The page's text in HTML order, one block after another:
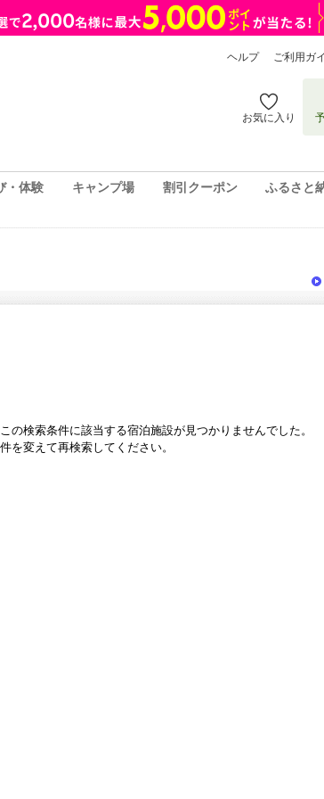
ヘルプ ご利用ガ
お気に入り
・体験 キャンプ場 割引クーポン ふるさと
の検索条件に該当する宿泊施設が見つかりませんでした。
を変えて再検索してください。